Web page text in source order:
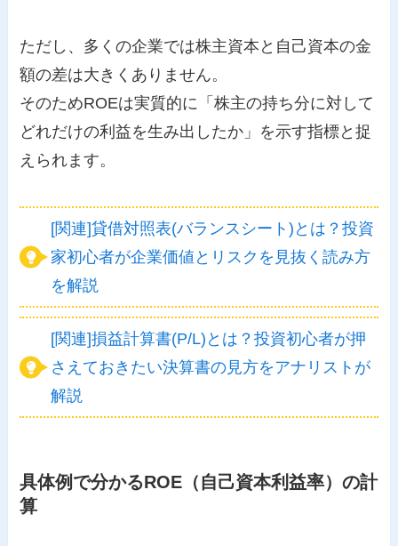
ただし、多くの企業では株主資本と自己資本の金
額の差は大きくありません。
そのためROEは実質的に「株主の持ち分に対して
どれだけの利益を生み出したか」を示す指標と捉
えられます。
[関連]貸借対照表(バランスシート)とは？投資
家初心者が企業価値とリスクを見抜く読み方
を解説
[関連]損益計算書(P/L)とは？投資初心者が押
さえておきたい決算書の見方をアナリストが
解説
具体例で分かるROE（自己資本利益率）の計
算